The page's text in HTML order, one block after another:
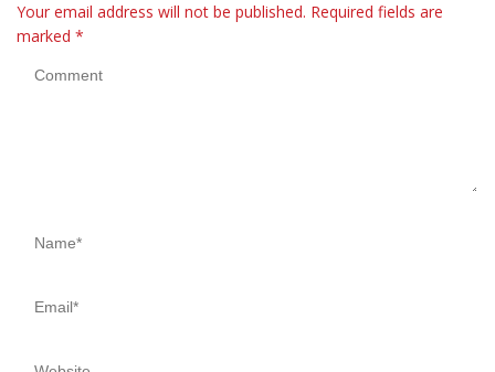
Your email address will not be published. Required fields are
marked *